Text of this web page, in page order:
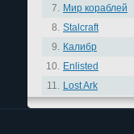
7. Мир кораблей
8. Stalcraft
9. Калибр
10. Enlisted
11. Lost Ark